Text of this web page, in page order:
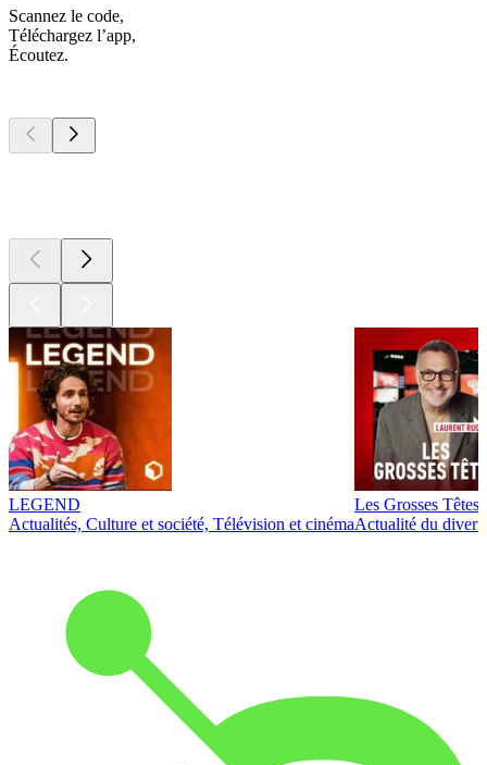
Scannez le code,
Téléchargez l’app,
Écoutez.
LEGEND
Actualités, Culture et société, Télévision et cinéma
Les Grosses Têtes
Actualité du